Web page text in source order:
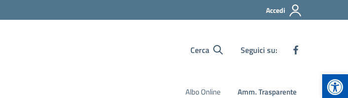
Accedi
Cerca Seguici su:
Albo Online Amm. Trasparente